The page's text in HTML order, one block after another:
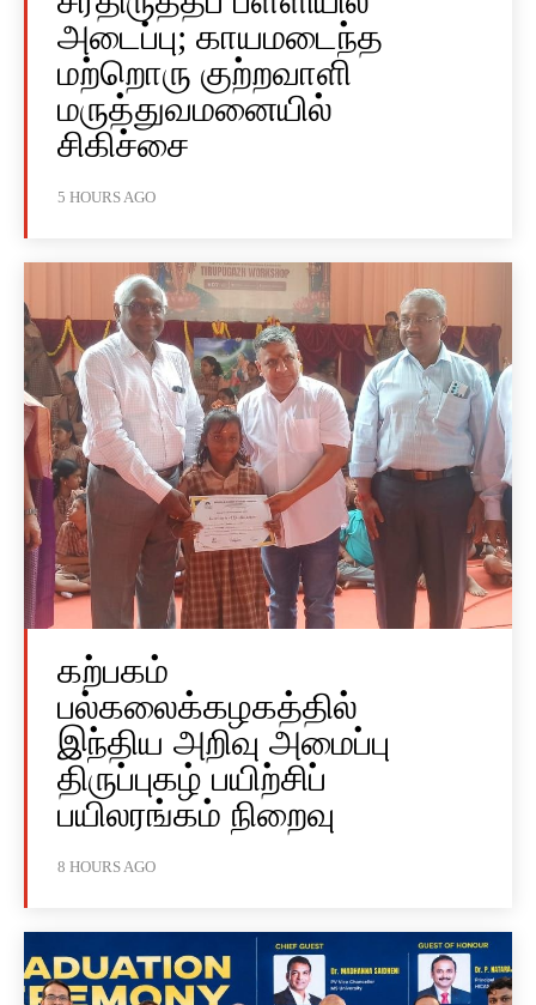
அடைப்பு; காயமடைந்த
மற்றொரு குற்றவாளி
மருத்துவமனையில்
சிகிச்சை
5 HOURS AGO
கற்பகம்
பல்கலைக்கழகத்தில்
இந்திய அறிவு அமைப்பு
திருப்புகழ் பயிற்சிப்
பயிலரங்கம் நிறைவு
8 HOURS AGO